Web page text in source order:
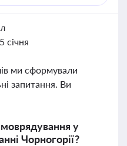
січня
ми сформували
запитання. Ви
у
Чорногорії?